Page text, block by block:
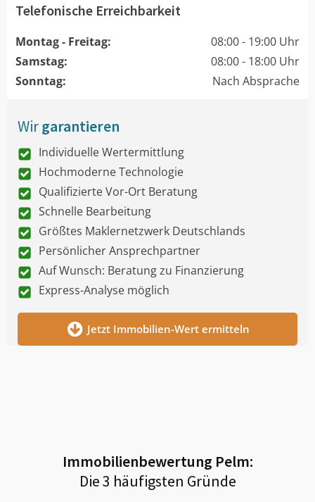
Telefonische Erreichbarkeit
Montag - Freitag:
08:00 - 19:00 Uhr
Samstag:
08:00 - 18:00 Uhr
Sonntag:
Nach Absprache
Wirgarantieren
Individuelle Wertermittlung
Hochmoderne Technologie
Qualifizierte Vor-Ort Beratung
Schnelle Bearbeitung
Größtes Maklernetzwerk Deutschlands
Persönlicher Ansprechpartner
Auf Wunsch: Beratung zu Finanzierung
Express-Analyse möglich
Jetzt Immobilien-Wert ermitteln
Immobilienbewertung Pelm:
Die 3 häufigsten Gründe